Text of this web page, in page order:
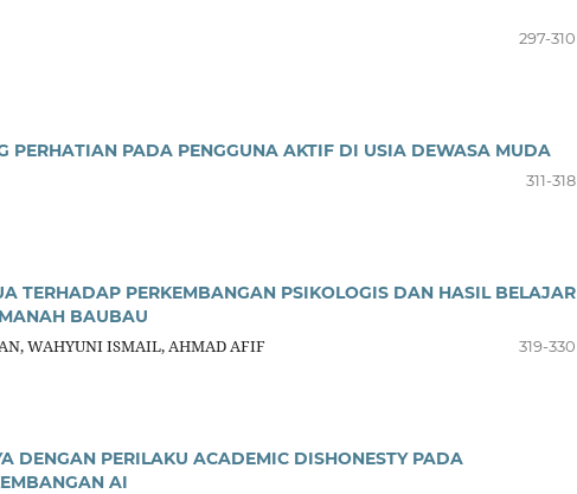
297-310
PERHATIAN PADA PENGGUNA AKTIF DI USIA DEWASA MUDA
311-318
TERHADAP PERKEMBANGAN PSIKOLOGIS DAN HASIL BELAJAR
BAUBAU
WAHYUNI ISMAIL, AHMAD AFIF
319-330
DENGAN PERILAKU ACADEMIC DISHONESTY PADA
AI